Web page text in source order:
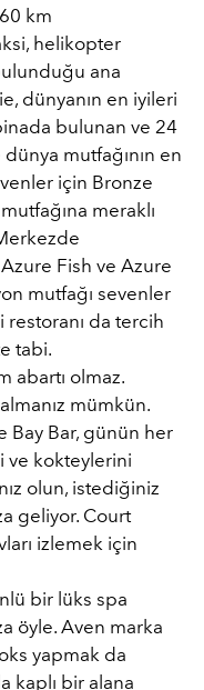
60 km
helikopter
ana
dünyanın en iyileri
bulunan ve 24
mutfağının en
için Bronze
meraklı
Fish ve Azure
mutfağı sevenler
da tercih
tabi.
abartı olmaz.
mümkün.
Bay Bar, günün her
ve kokteylerini
olun, istediğiniz
geliyor. Court
izlemek için
bir lüks spa
öyle. Aven marka
yapmak da
kaplı bir alana